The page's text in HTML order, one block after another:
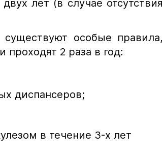
лет (в случае отсутствия
особые правила,
проходят 2 раза в год:
диспансеров;
в течение 3-х лет